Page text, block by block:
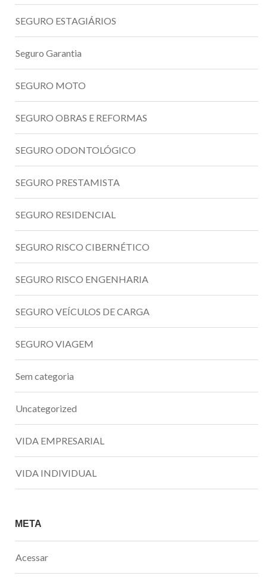
SEGURO ESTAGIÁRIOS
Seguro Garantia
SEGURO MOTO
SEGURO OBRAS E REFORMAS
SEGURO ODONTOLÓGICO
SEGURO PRESTAMISTA
SEGURO RESIDENCIAL
SEGURO RISCO CIBERNÉTICO
SEGURO RISCO ENGENHARIA
SEGURO VEÍCULOS DE CARGA
SEGURO VIAGEM
Sem categoria
Uncategorized
VIDA EMPRESARIAL
VIDA INDIVIDUAL
META
Acessar